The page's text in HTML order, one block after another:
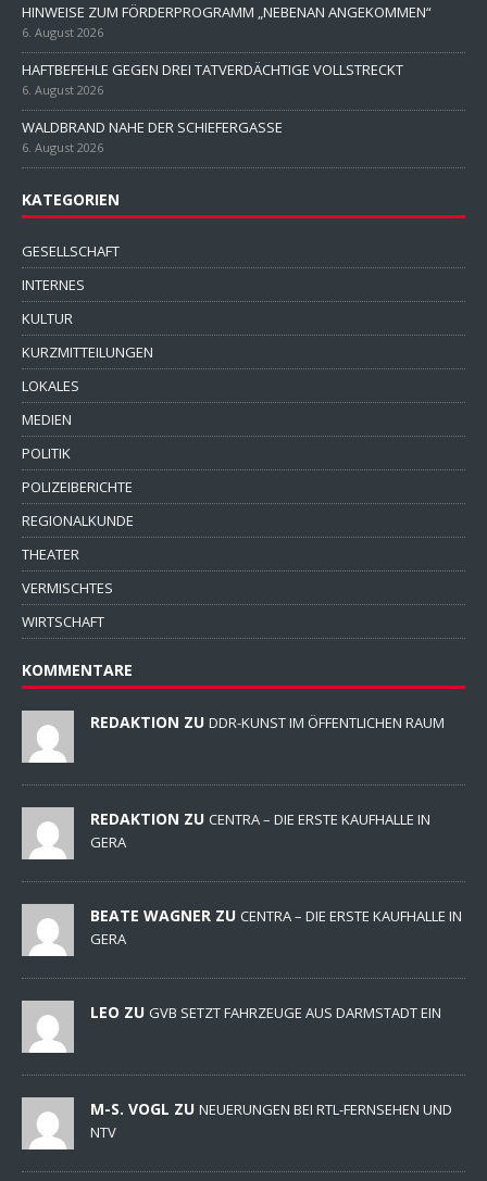
HINWEISE ZUM FÖRDERPROGRAMM „NEBENAN ANGEKOMMEN“
6. August 2026
HAFTBEFEHLE GEGEN DREI TATVERDÄCHTIGE VOLLSTRECKT
6. August 2026
WALDBRAND NAHE DER SCHIEFERGASSE
6. August 2026
KATEGORIEN
GESELLSCHAFT
INTERNES
KULTUR
KURZMITTEILUNGEN
LOKALES
MEDIEN
POLITIK
POLIZEIBERICHTE
REGIONALKUNDE
THEATER
VERMISCHTES
WIRTSCHAFT
KOMMENTARE
REDAKTION ZU DDR-KUNST IM ÖFFENTLICHEN RAUM
REDAKTION ZU CENTRA – DIE ERSTE KAUFHALLE IN
GERA
BEATE WAGNER ZU CENTRA – DIE ERSTE KAUFHALLE IN
GERA
LEO ZU GVB SETZT FAHRZEUGE AUS DARMSTADT EIN
M-S. VOGL ZU NEUERUNGEN BEI RTL-FERNSEHEN UND
NTV